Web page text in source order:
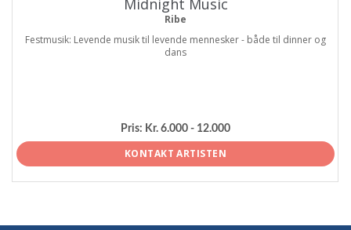
Ribe
Festmusik: Levende musik til levende mennesker - både til dinner og
dans
Pris: Kr. 6.000 - 12.000
KONTAKT ARTISTEN